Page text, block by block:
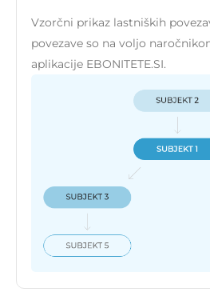
Vzorčni prikaz lastniških
povezave so na voljo
aplikacije EBONITETE.SI.